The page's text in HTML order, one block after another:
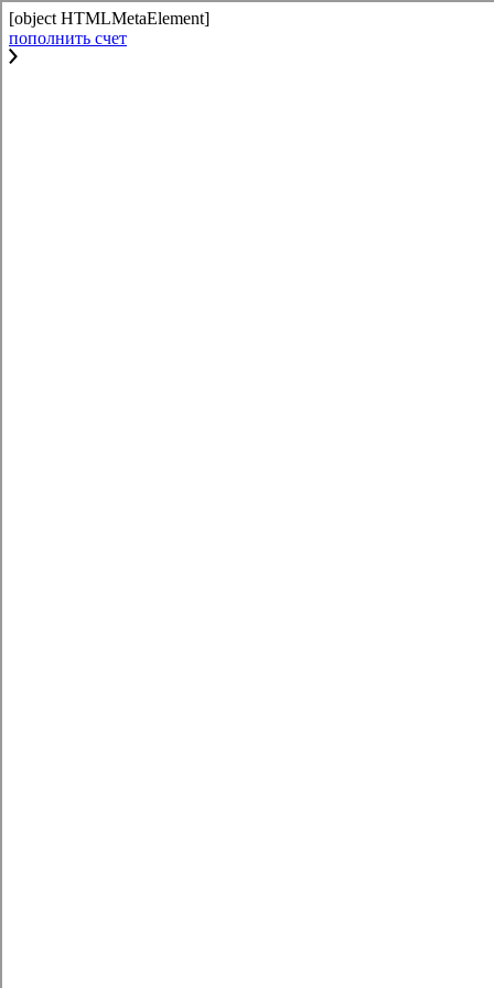
[object HTMLMetaElement]
пополнить счет